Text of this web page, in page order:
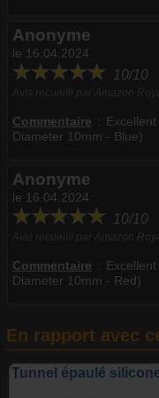
Anonyme
le 16.04.2024
10/10
Commentaire :
Diameter 10mm - Blue)
Anonyme
le 16.04.2024
10/10
Commentaire :
Diameter 10mm - Red)
En rapport avec
Tunnel épaulé